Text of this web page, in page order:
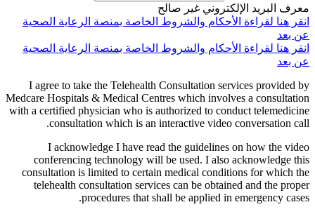
معرف البريد الإلكتروني غير صالح
انقر هنا لقراءة الأحكام والشروط الخاصة بمنصة الرعاية الصحية
عن بعد
انقر هنا لقراءة الأحكام والشروط الخاصة بمنصة الرعاية الصحية
عن بعد
I agree to take the Telehealth Consultation services provided by
Medcare Hospitals & Medical Centres which involves a consultation
with a certified physician who is authorized to conduct telemedicine
consultation which is an interactive video conversation call.
I acknowledge I have read the guidelines on how the video
conferencing technology will be used. I also acknowledge this
consultation is limited to certain medical conditions for which the
telehealth consultation services can be obtained and the proper
procedures that shall be applied in emergency cases.